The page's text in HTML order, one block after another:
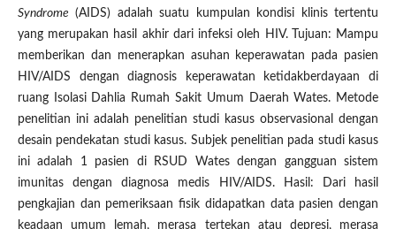
Syndrome (AIDS) adalah suatu kumpulan kondisi klinis tertentu
yang merupakan hasil akhir dari infeksi oleh HIV.
Tujuan: Mampu
memberikan dan menerapkan asuhan keperawatan pada pasien
HIV/AIDS dengan diagnosis keperawatan ketidakberdayaan di
ruang Isolasi Dahlia Rumah Sakit Umum Daerah Wates. Metode
penelitian ini adalah penelitian studi kasus observasional dengan
desain pendekatan studi kasus. Subjek penelitian pada studi kasus
ini adalah 1 pasien di RSUD Wates dengan gangguan sistem
imunitas dengan diagnosa medis HIV/AIDS. Hasil: Dari hasil
pengkajian dan pemeriksaan fisik didapatkan data pasien dengan
keadaan umum lemah, merasa tertekan atau depresi, merasa